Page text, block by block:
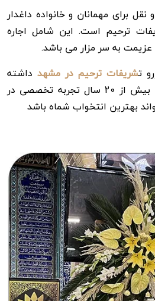
برای مهمانان و خانواده داغدار
ترحیم است. این شامل اجاره
به سر مزار می باشد.
تشریفات ترحیم در مشهد داشته
باشید تشریفات بهشت با بیش از 20 سال تجربه تخصصی در
بهترین انتخواب شماه باشد